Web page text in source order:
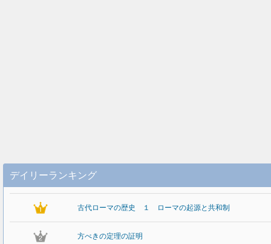
デイリーランキング
古代ローマの歴史 １ ローマの起源と共和制
方べきの定理の証明